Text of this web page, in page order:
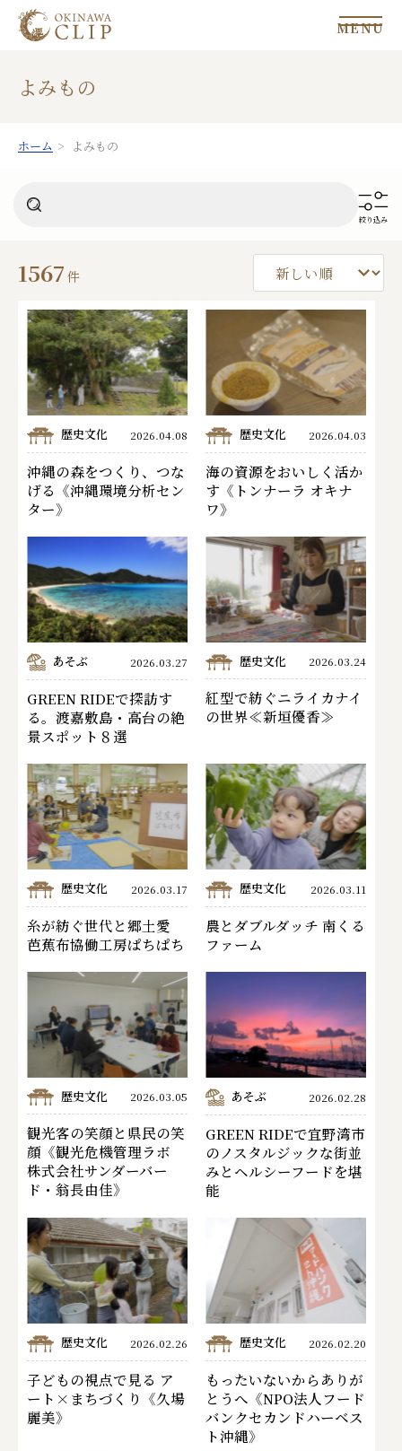
MENU
よみもの
ホーム よみもの
1567 件
絞り込み
歴史文化 2026.04.08
沖縄の森をつくり、つな
げる《沖縄環境分析セン
ター》
歴史文化 2026.04.03
海の資源をおいしく活か
す《トンナーラ オキナ
ワ》
あそぶ 2026.03.27
GREEN RIDEで探訪す
る。渡嘉敷島・高台の絶
景スポット８選
歴史文化 2026.03.24
紅型で紡ぐニライカナイ
の世界≪新垣優香≫
歴史文化 2026.03.17
糸が紡ぐ世代と郷土愛
芭蕉布協働工房ぱちぱち
歴史文化 2026.03.11
農とダブルダッチ 南くる
ファーム
歴史文化 2026.03.05
観光客の笑顔と県民の笑
顔《観光危機管理ラボ
株式会社サンダーバー
ド・翁長由佳》
あそぶ 2026.02.28
GREEN RIDEで宜野湾市
のノスタルジックな街並
みとヘルシーフードを堪
能
歴史文化 2026.02.26
子どもの視点で見る ア
ート×まちづくり《久場
麗美》
歴史文化 2026.02.20
もったいないからありが
とうへ《NPO法人フード
バンクセカンドハーベス
ト沖縄》